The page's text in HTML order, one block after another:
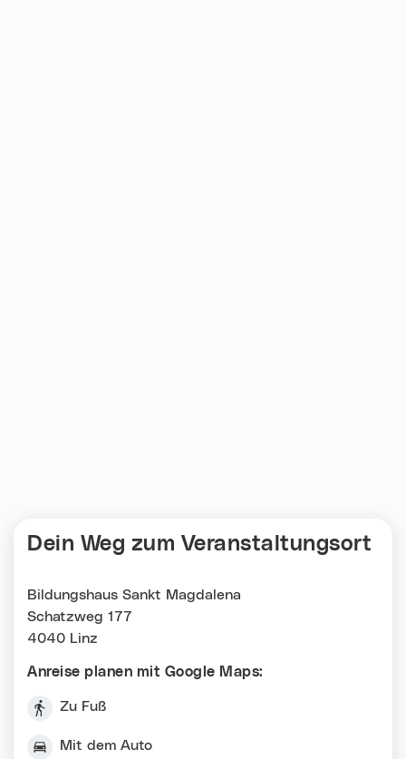
Dein Weg zum Veranstaltungsort
Bildungshaus Sankt Magdalena
Schatzweg 177
4040 Linz
Anreise planen mit Google Maps:
Zu Fuß
Mit dem Auto